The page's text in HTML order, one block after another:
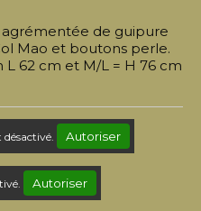
de guipure
Mao et boutons perle.
L 62 cm et M/L = H 76 cm
désactivé. Autoriser
Autoriser